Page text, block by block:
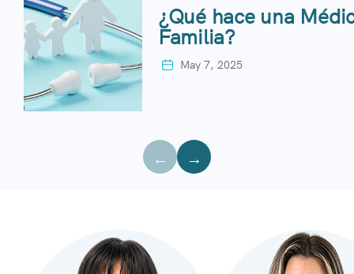
¿Qué hace una
Familia?
May 7, 2025
← →